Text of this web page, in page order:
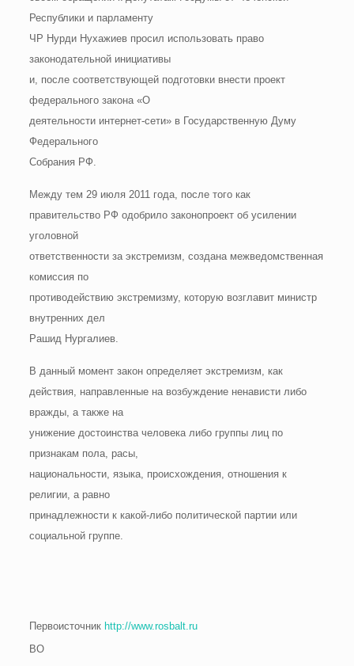
Республики и парламенту
ЧР Нурди Нухажиев просил использовать право
законодательной инициативы
и, после соответствующей подготовки внести проект
федерального закона «О
деятельности интернет-сети» в Государственную Думу
Федерального
Собрания РФ.
Между тем 29 июля 2011 года, после того как
правительство РФ одобрило законопроект об усилении
уголовной
ответственности за экстремизм, создана межведомственная
комиссия по
противодействию экстремизму, которую возглавит министр
внутренних дел
Рашид Нургалиев.
В данный момент закон определяет экстремизм, как
действия, направленные на возбуждение ненависти либо
вражды, а также на
унижение достоинства человека либо группы лиц по
признакам пола, расы,
национальности, языка, происхождения, отношения к
религии, а равно
принадлежности к какой-либо политической партии или
социальной группе.
Первоисточник http://www.rosbalt.ru
ВО